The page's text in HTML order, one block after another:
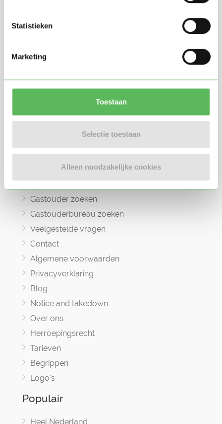
Statistieken
Marketing
Toestaan
Selectie toestaan
Alleen noodzakelijke cookies
in 2017, bedoeld om ouders, oppassers en
brengen.
Informatie
Oppas zoeken
Gastouder zoeken
Gastouderbureau zoeken
Veelgestelde vragen
Contact
Algemene voorwaarden
Privacyverklaring
Blog
Notice and takedown
Over ons
Herroepingsrecht
Tarieven
Begrippen
Logo's
Populair
Heel Nederland